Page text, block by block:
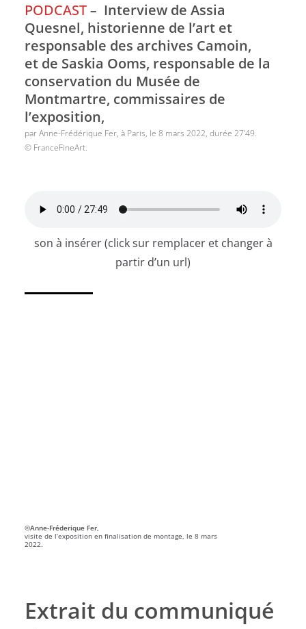
PODCAST– Interview de Assia
Quesnel, historienne de l’art et
responsable des archives Camoin,
et de Saskia Ooms, responsable de la
conservation du Musée de
Montmartre, commissaires de
l’exposition,
par Anne-Frédérique Fer, à Paris, le 8 mars 2022, durée 27’49.
© FranceFineArt.
son à insérer (click sur remplacer et changer à
partir d’un url)
©Anne-Fréderique Fer,
visite de l’exposition en finalisation de montage, le 8 mars
2022.
Extrait du communiqué